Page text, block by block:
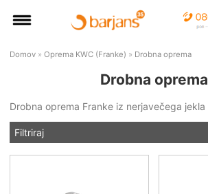
Domov » Oprema KWC (Franke) » Drobna oprema
Drobna oprema
Drobna oprema Franke iz nerjavečega jekla
Filtriraj